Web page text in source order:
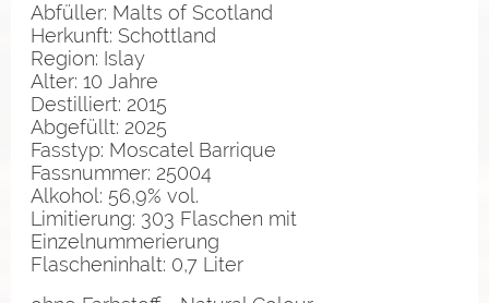
Abfüller: Malts of Scotland
Herkunft: Schottland
Region: Islay
Alter: 10 Jahre
Destilliert: 2015
Abgefüllt: 2025
Fasstyp: Moscatel Barrique
Fassnummer: 25004
Alkohol: 56,9% vol.
Limitierung: 303 Flaschen mit
Einzelnummerierung
Flascheninhalt: 0,7 Liter